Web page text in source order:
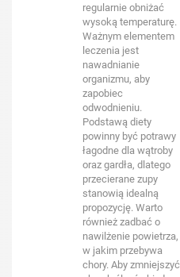
regularnie obniżać
wysoką temperaturę.
Ważnym elementem
leczenia jest
nawadnianie
organizmu, aby
zapobiec
odwodnieniu.
Podstawą diety
powinny być potrawy
łagodne dla wątroby
oraz gardła, dlatego
przecierane zupy
stanowią idealną
propozycję. Warto
również zadbać o
nawilżenie powietrza,
w jakim przebywa
chory. Aby zmniejszyć